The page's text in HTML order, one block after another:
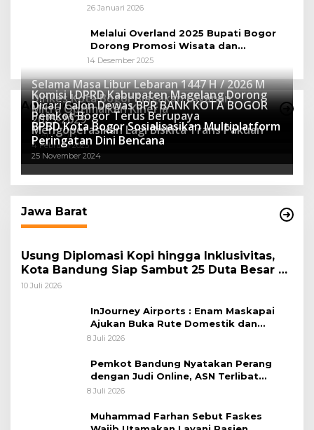
26 Januari 2026
Melalui Overland 2025 Bupati Bogor
Dorong Promosi Wisata dan
Pelestarian Alam
14 Desember 2025
Advertorial
Selama Masa Libur Lebaran 1447 H / 2026 M
Dinkes Kota Bogor Siagakan Layanan
Kesehatan
16 Maret 2026
Komisi I DPRD Kabupaten Magelang Dorong
Mitra Optimalkan Kinerja
27 Mei 2025
Dicari Calon Dewas BPR BANK KOTA BOGOR
2025-2029
15 April 2025
Pemkot Bogor Terus Berupaya
Mengoperasikan Lagi Biskita Trans Pakuan
4 Februari 2025
BPBD Kota Bogor Sosialisasikan Multiplatform
Peringatan Dini Bencana
25 November 2024
Jawa Barat
Usung Diplomasi Kopi hingga Inklusivitas,
Kota Bandung Siap Sambut 25 Duta Besar di
Festival Asia Afrika 2026
10 Juli 2026
InJourney Airports : Enam Maskapai
Ajukan Buka Rute Domestik dan
Internasional dari Bandara Husein
8 Juli 2026
Pemkot Bandung Nyatakan Perang
dengan Judi Online, ASN Terlibat
Terancam Dipecat Tidak Hormat
8 Juli 2026
Muhammad Farhan Sebut Faskes